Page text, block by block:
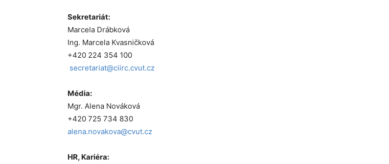
Sekretariát:
Marcela Drábková
Ing. Marcela Kvasničková
+420 224 354 100
secretariat@ciirc.cvut.cz
Média:
Mgr. Alena Nováková
+420 725 734 830
alena.novakova@cvut.cz
HR, Kariéra: